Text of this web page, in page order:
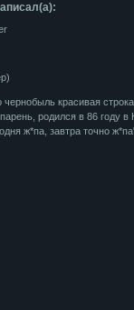
чернобыль красивая
родился в 86 году
ж*па, завтра точно